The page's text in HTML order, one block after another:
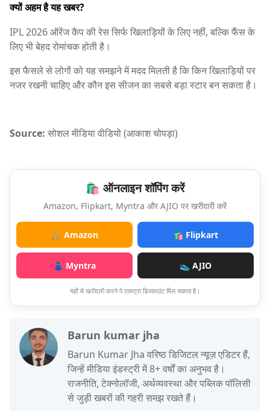
क्यों अहम है यह खबर?
IPL 2026 ऑरेंज कैप की रेस सिर्फ खिलाड़ियों के लिए नहीं, बल्कि फैंस के
लिए भी बेहद रोमांचक होती है।
इस फैसले से लोगों को यह समझने में मदद मिलती है कि किन खिलाड़ियों पर
नजर रखनी चाहिए और कौन इस सीजन का सबसे बड़ा स्टार बन सकता है।
Source: सोशल मीडिया वीडियो (आकाश चोपड़ा)
🛍️ ऑनलाइन शॉपिंग करें
Amazon, Flipkart, Myntra और AJIO पर खरीदारी करें
🛒 Amazon 🛍️ Flipkart
👗 Myntra 👟 AJIO
यहाँ से खरीदारी करने पे एक्स्ट्रा डिस्काउंट मिल सकता है।
Barun kumar jha
Barun Kumar Jha वरिष्ठ डिजिटल न्यूज़ एडिटर हैं,
जिन्हें मीडिया इंडस्ट्री में 8+ वर्षों का अनुभव है।
राजनीति, टेक्नोलॉजी, अर्थव्यवस्था और पब्लिक पॉलिसी
से जुड़ी खबरों की गहरी समझ रखते हैं।